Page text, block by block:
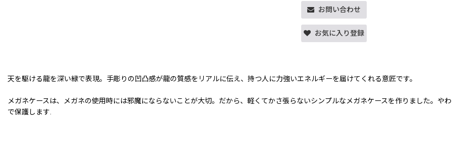
お問い合わせ
お気に入り登録
天を駆ける龍を深い緑で表現。手彫りの凹凸感が龍の質感をリアルに伝え、持つ人に力強いエネルギーを届けてくれる意匠です。
メガネケースは、メガネの使用時には邪魔にならないことが大切。だから、軽くてかさ張らないシンプルなメガネケースを作りました。や
で保護します.